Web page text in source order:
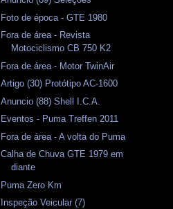
Foto de época - GTE 1980
Fora de área - Revista
Motociclismo CB 750 K2
Fora de área - Motor TwinAir
Artigo (30) Protótipo AC-1600
Anuncio (88) Shell I.C.A.
Eventos - Puma Treffen 2011
Fora de área - A volta do Puma
Calha de Chuva GTE 1979 em
diante
Puma Zero Km
Inspeção Veicular (7)